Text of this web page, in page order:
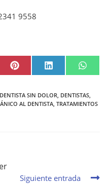
9558
P
I
E
R
E
L
I
E
D
I
W
H
S
A
P
DENTISTA SIN DOLOR, DENTISTAS,
AL DENTISTA, TRATAMIENTOS
Siguiente entrada